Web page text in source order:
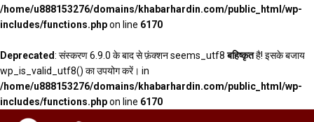
/home/u888153276/domains/khabarhardin.com/public_html/wp-
includes/functions.phpon line 6170
Deprecated: संस्करण 6.9.0 के बाद से फ़ंक्शन seems_utf8बहिष्कृतहै! इसके बजाय
wp_is_valid_utf8() का उपयोग करें। in
/home/u888153276/domains/khabarhardin.com/public_html/wp-
includes/functions.phpon line 6170